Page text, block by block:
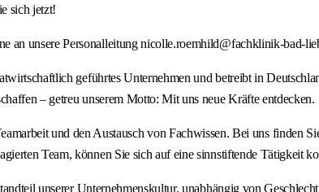
sich jetzt!
an unsere Personalleitung nicolle.roemhild@fachklinik-bad-
geführtes Unternehmen und betreibt in
– getreu unserem Motto: Mit uns neue Kräfte entdecken.
und den Austausch von Fachwissen. Bei uns finden
Team, können Sie sich auf eine sinnstiftende Tätigkeit
unserer Unternehmenskultur, unabhängig von